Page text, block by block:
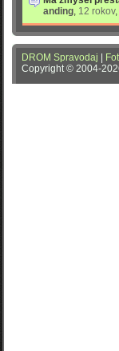
anding, 12 rokov,
DROM Spravodaj
Copyright © 2004-